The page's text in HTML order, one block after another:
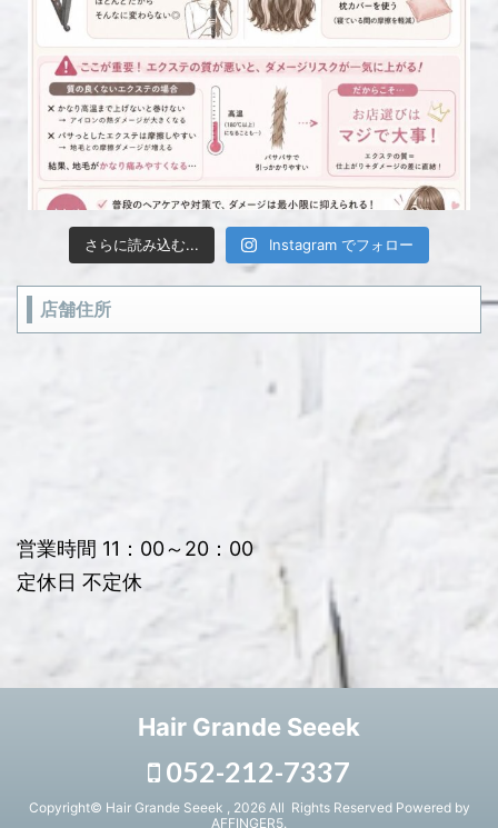
さらに読み込む... Instagram でフォロー
店舗住所
営業時間 11：00～20：00
定休日 不定休
Hair Grande Seeek
052-212-7337
Copyright© Hair Grande Seeek , 2026 All Rights Reserved Powered by
AFFINGER5.